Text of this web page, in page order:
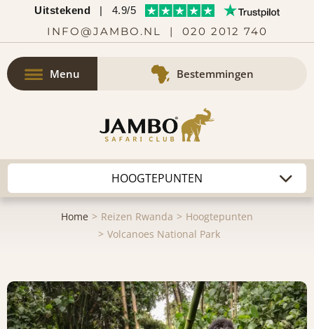
Uitstekend | 4.9/5
INFO@JAMBO.NL | 020 2012 740
Menu Bestemmingen
Home Reizen Rwanda
Hoogtepunten
Volcanoes National Park